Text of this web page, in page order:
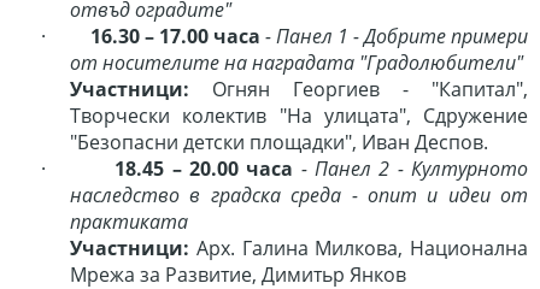
отвъд оградите"
·
16.30 – 17.00 часа - Панел 1 - Добрите примери
от носителите на наградата "Градолюбители"
Участници: Огнян Георгиев - "Капитал",
Творчески колектив "На улицата", Сдружение
"Безопасни детски площадки", Иван Деспов.
·
18.45 – 20.00 часа - Панел 2 - Културното
наследство в градска среда - опит и идеи от
практиката
Участници: Арх. Галина Милкова, Национална
Мрежа за Развитие, Димитьр Янков